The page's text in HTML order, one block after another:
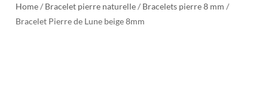
Home/ Bracelet pierre naturelle/ Bracelets pierre 8 mm /
Bracelet Pierre de Lune beige 8mm